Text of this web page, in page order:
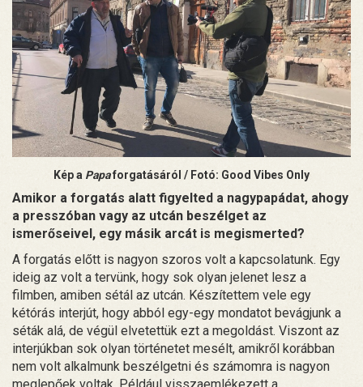
Kép a Papaforgatásáról / Fotó: Good Vibes Only
Amikor a forgatás alatt figyelted a nagypapádat, ahogy
a presszóban vagy az utcán beszélget az
ismerőseivel, egy másik arcát is megismerted?
A forgatás előtt is nagyon szoros volt a kapcsolatunk. Egy
ideig az volt a tervünk, hogy sok olyan jelenet lesz a
filmben, amiben sétál az utcán. Készítettem vele egy
kétórás interjút, hogy abból egy-egy mondatot bevágjunk a
séták alá, de végül elvetettük ezt a megoldást. Viszont az
interjúkban sok olyan történetet mesélt, amikről korábban
nem volt alkalmunk beszélgetni és számomra is nagyon